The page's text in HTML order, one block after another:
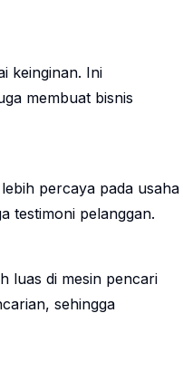
keinginan. Ini
membuat bisnis
percaya pada usaha
testimoni pelanggan.
luas di mesin pencari
sehingga